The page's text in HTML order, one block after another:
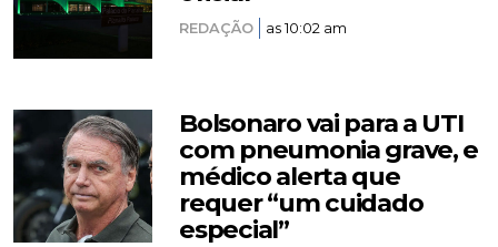
REDAÇÃO as 10:02 am
Bolsonaro vai para a UTI
com pneumonia grave, e
médico alerta que
requer “um cuidado
especial”